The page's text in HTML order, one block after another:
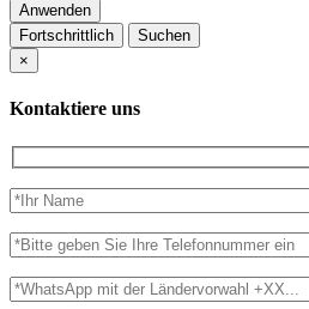
Anwenden
Fortschrittlich
Suchen
×
Kontaktiere uns